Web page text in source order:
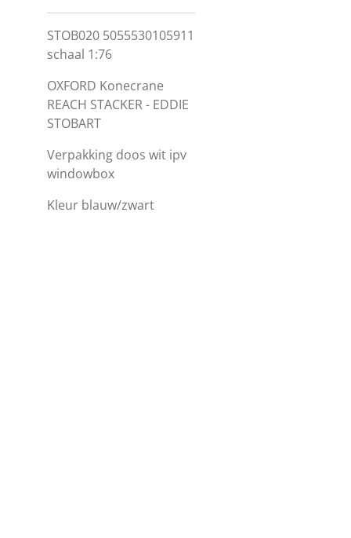
STOB020 5055530105911
schaal 1:76
OXFORD Konecrane
REACH STACKER - EDDIE
STOBART
Verpakking doos wit ipv
windowbox
Kleur blauw/zwart